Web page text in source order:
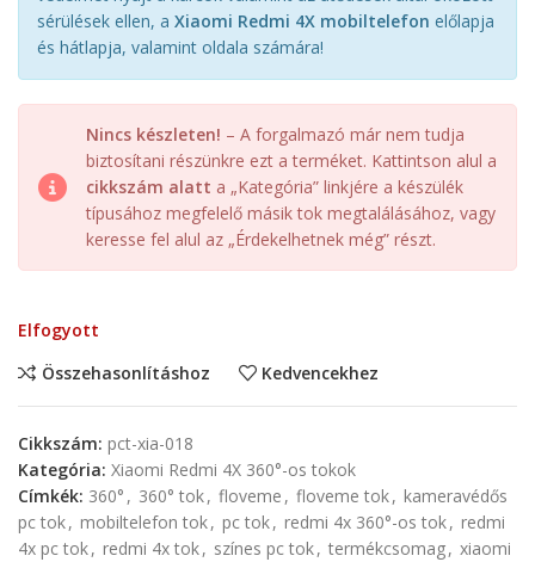
sérülések ellen, a Xiaomi Redmi 4X mobiltelefon előlapja
és hátlapja, valamint oldala számára!
Nincs készleten! – A forgalmazó már nem tudja
biztosítani részünkre ezt a terméket. Kattintson alul a
cikkszám alatt a „Kategória” linkjére a készülék
típusához megfelelő másik tok megtalálásához, vagy
keresse fel alul az „Érdekelhetnek még” részt.
Elfogyott
Összehasonlításhoz
Kedvencekhez
Cikkszám: pct-xia-018
Kategória: Xiaomi Redmi 4X 360°-os tokok
Címkék: 360° , 360° tok, floveme , floveme tok, kameravédős
pc tok, mobiltelefon tok, pc tok, redmi 4x 360°-os tok, redmi
4x pc tok, redmi 4x tok, színes pc tok, termékcsomag, xiaomi